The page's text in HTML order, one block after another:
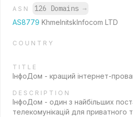
ASN 126 Domains →
AS8779 KhmelnitskInfocom LTD
COUNTRY
TITLE
ІнфоДом - кращий інтернет-
DESCRIPTION
ІнфоДом - один з найбільших
телекомунікацій для приватного